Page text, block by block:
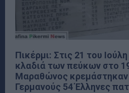
Πικέρμι: Στις 21 του
κλαδιά των πεύκων στο
Μαραθώνος
Γερμανούς 54 Έλληνες